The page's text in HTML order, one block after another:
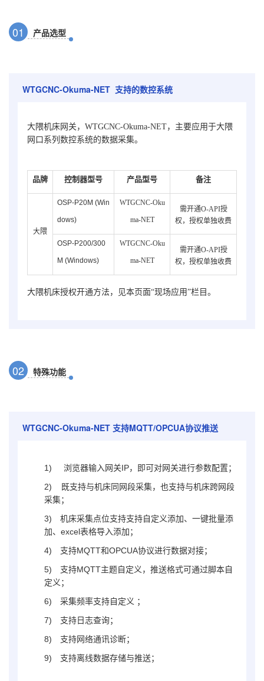
01 产品选型
WTGCNC-Okuma-NET 支持的数控系统
大隈机床网关，WTGCNC-Okuma-NET，主要应用于大隈
网口系列数控系统的数据采集。
品牌 控制器型号 产品型号 备注
大隈
OSP-P20M (Win
dows)
WTGCNC-Oku
ma-NET
需开通O-API授
权，授权单独收费
OSP-P200/300
M (Windows)
WTGCNC-Oku
ma-NET
需开通O-API授
权，授权单独收费
大隈机床授权开通方法，见本页面“现场应用”栏目。
02 特殊功能
WTGCNC-Okuma-NET 支持MQTT/OPCUA协议推送
1)
浏览器输入网关IP，即可对网关进行参数配置；
2) 既支持与机床同网段采集，也支持与机床跨网段
采集；
3)
机床采集点位支持支持自定义添加、一键批量添
加、excel表格导入添加；
4)
支持MQTT和OPCUA协议进行数据对接；
5)
支持MQTT主题自定义，推送格式可通过脚本自
定义；
6)
采集频率支持自定义 ；
7)
支持日志查询；
8)
支持网络通讯诊断；
9)
支持离线数据存储与推送；